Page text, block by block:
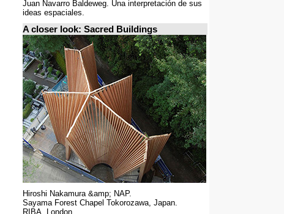
Juan Navarro Baldeweg. Una interpretación de sus
ideas espaciales.
A closer look: Sacred Buildings
Hiroshi Nakamura &amp; NAP.
Sayama Forest Chapel Tokorozawa, Japan.
RIBA, London.